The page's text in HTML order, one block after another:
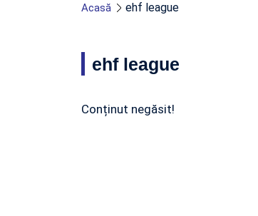
Acasă ehf league
ehf league
Conținut negăsit!